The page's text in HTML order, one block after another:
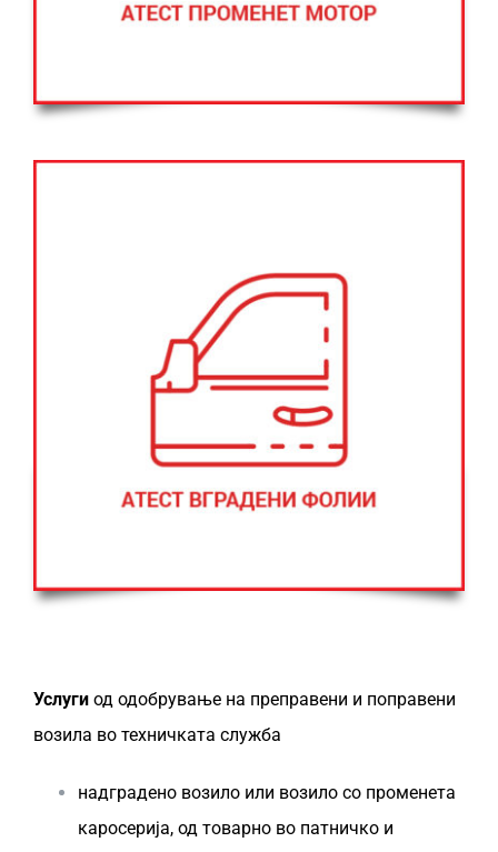
Услуги од одобрување на преправени и поправени
возила во техничката служба
надградено возило или возило со променета
каросерија, од товарно во патничко и